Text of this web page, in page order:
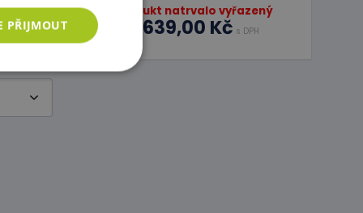
Produkt natrvalo vyřazený
2 639,00 Kč s DPH
PŘIJMOUT
účtu. Webové